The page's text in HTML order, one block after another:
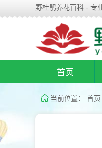
野杜鹃养花百科 - 专
首页
当前位置： 首页